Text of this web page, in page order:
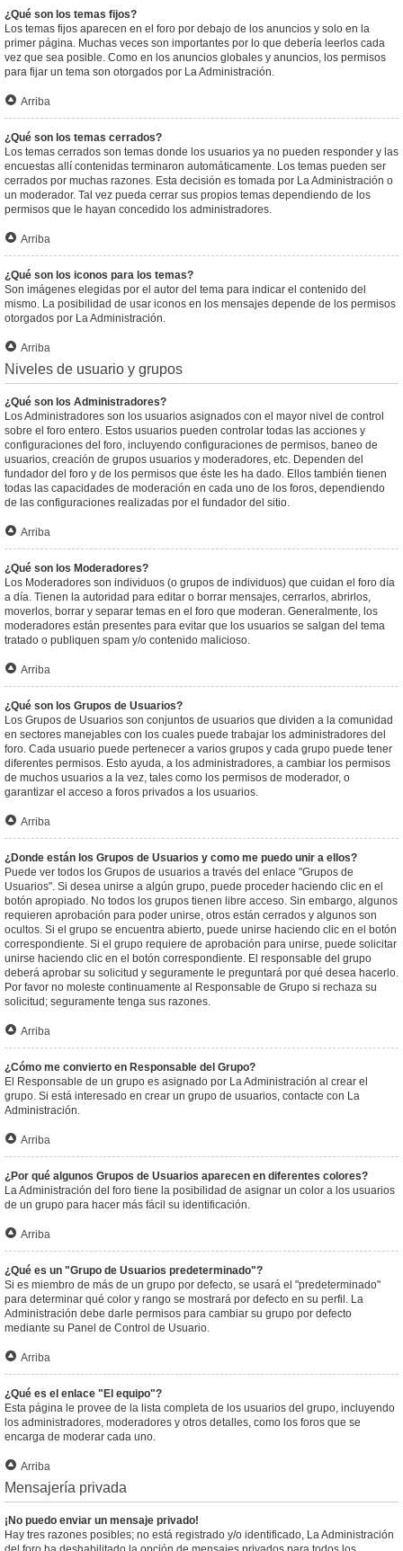
¿Qué son los temas fijos?
Los temas fijos aparecen en el foro por debajo de los anuncios y solo en la
primer página. Muchas veces son importantes por lo que debería leerlos cada
vez que sea posible. Como en los anuncios globales y anuncios, los permisos
para fijar un tema son otorgados por La Administración.
Arriba
¿Qué son los temas cerrados?
Los temas cerrados son temas donde los usuarios ya no pueden responder y las
encuestas allí contenidas terminaron automáticamente. Los temas pueden ser
cerrados por muchas razones. Esta decisión es tomada por La Administración o
un moderador. Tal vez pueda cerrar sus propios temas dependiendo de los
permisos que le hayan concedido los administradores.
Arriba
¿Qué son los iconos para los temas?
Son imágenes elegidas por el autor del tema para indicar el contenido del
mismo. La posibilidad de usar iconos en los mensajes depende de los permisos
otorgados por La Administración.
Arriba
Niveles de usuario y grupos
¿Qué son los Administradores?
Los Administradores son los usuarios asignados con el mayor nivel de control
sobre el foro entero. Estos usuarios pueden controlar todas las acciones y
configuraciones del foro, incluyendo configuraciones de permisos, baneo de
usuarios, creación de grupos usuarios y moderadores, etc. Dependen del
fundador del foro y de los permisos que éste les ha dado. Ellos también tienen
todas las capacidades de moderación en cada uno de los foros, dependiendo
de las configuraciones realizadas por el fundador del sitio.
Arriba
¿Qué son los Moderadores?
Los Moderadores son individuos (o grupos de individuos) que cuidan el foro día
a día. Tienen la autoridad para editar o borrar mensajes, cerrarlos, abrirlos,
moverlos, borrar y separar temas en el foro que moderan. Generalmente, los
moderadores están presentes para evitar que los usuarios se salgan del tema
tratado o publiquen spam y/o contenido malicioso.
Arriba
¿Qué son los Grupos de Usuarios?
Los Grupos de Usuarios son conjuntos de usuarios que dividen a la comunidad
en sectores manejables con los cuales puede trabajar los administradores del
foro. Cada usuario puede pertenecer a varios grupos y cada grupo puede tener
diferentes permisos. Esto ayuda, a los administradores, a cambiar los permisos
de muchos usuarios a la vez, tales como los permisos de moderador, o
garantizar el acceso a foros privados a los usuarios.
Arriba
¿Donde están los Grupos de Usuarios y como me puedo unir a ellos?
Puede ver todos los Grupos de usuarios a través del enlace "Grupos de
Usuarios". Si desea unirse a algún grupo, puede proceder haciendo clic en el
botón apropiado. No todos los grupos tienen libre acceso. Sin embargo, algunos
requieren aprobación para poder unirse, otros están cerrados y algunos son
ocultos. Si el grupo se encuentra abierto, puede unirse haciendo clic en el botón
correspondiente. Si el grupo requiere de aprobación para unirse, puede solicitar
unirse haciendo clic en el botón correspondiente. El responsable del grupo
deberá aprobar su solicitud y seguramente le preguntará por qué desea hacerlo.
Por favor no moleste continuamente al Responsable de Grupo si rechaza su
solicitud; seguramente tenga sus razones.
Arriba
¿Cómo me convierto en Responsable del Grupo?
El Responsable de un grupo es asignado por La Administración al crear el
grupo. Si está interesado en crear un grupo de usuarios, contacte con La
Administración.
Arriba
¿Por qué algunos Grupos de Usuarios aparecen en diferentes colores?
La Administración del foro tiene la posibilidad de asignar un color a los usuarios
de un grupo para hacer más fácil su identificación.
Arriba
¿Qué es un "Grupo de Usuarios predeterminado"?
Si es miembro de más de un grupo por defecto, se usará el "predeterminado"
para determinar qué color y rango se mostrará por defecto en su perfil. La
Administración debe darle permisos para cambiar su grupo por defecto
mediante su Panel de Control de Usuario.
Arriba
¿Qué es el enlace "El equipo"?
Esta página le provee de la lista completa de los usuarios del grupo, incluyendo
los administradores, moderadores y otros detalles, como los foros que se
encarga de moderar cada uno.
Arriba
Mensajería privada
¡No puedo enviar un mensaje privado!
Hay tres razones posibles; no está registrado y/o identificado, La Administración